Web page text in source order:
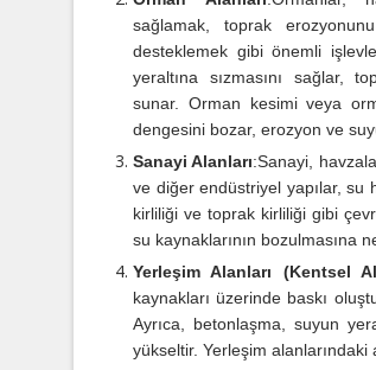
sağlamak, toprak
desteklemek gibi önemli
yeraltına sızmasını sağlar,
sunar. Orman kesimi veya
dengesini bozar, erozyon ve
Sanayi Alanları:Sanayi,
ve diğer endüstriyel yapılar, su
kirliliği ve toprak kirliliği gibi
su kaynaklarının bozulmasına
Yerleşim Alanları (Kentsel
kaynakları üzerinde baskı
Ayrıca, betonlaşma, suyun
yükseltir. Yerleşim